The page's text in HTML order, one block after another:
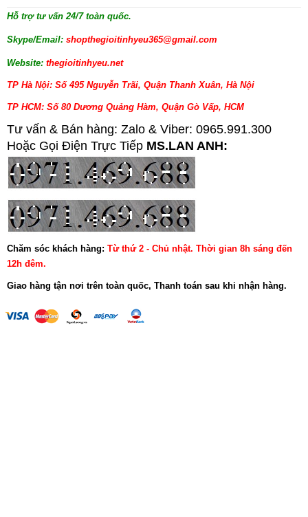
Hỗ trợ tư vấn 24/7 toàn quốc.
Skype/Email: shopthegioitinhyeu365@gmail.com
Website: thegioitinhyeu.net
TP Hà Nội: Số 495 Nguyễn Trãi, Quận Thanh Xuân, Hà Nội
TP HCM: Số 80 Dương Quảng Hàm, Quận Gò Vấp, HCM
Tư vấn & Bán hàng: Zalo & Viber: 0965.991.300
Hoặc Gọi Điện Trực Tiếp MS.LAN ANH:
Chăm sóc khách hàng: Từ thứ 2 - Chủ nhật. Thời gian 8h sáng đến
12h đêm.
Giao hàng tận nơi trên toàn quốc, Thanh toán sau khi nhận hàng.